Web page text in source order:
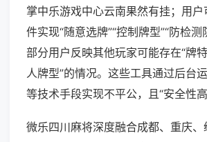
掌中乐游戏中心云南果然有挂；用
件实现“随意选牌”“控制牌型”“防检测
部分用户反映其他玩家可能存在“牌
人牌型”的情况。这些工具通过后台
等技术手段实现不平公，且“安全性高
微乐四川麻将深度融合成都、重庆、